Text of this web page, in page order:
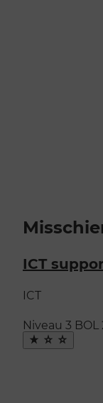
ICT
ICT
Niveau 3 BOL
Maak
favoriet